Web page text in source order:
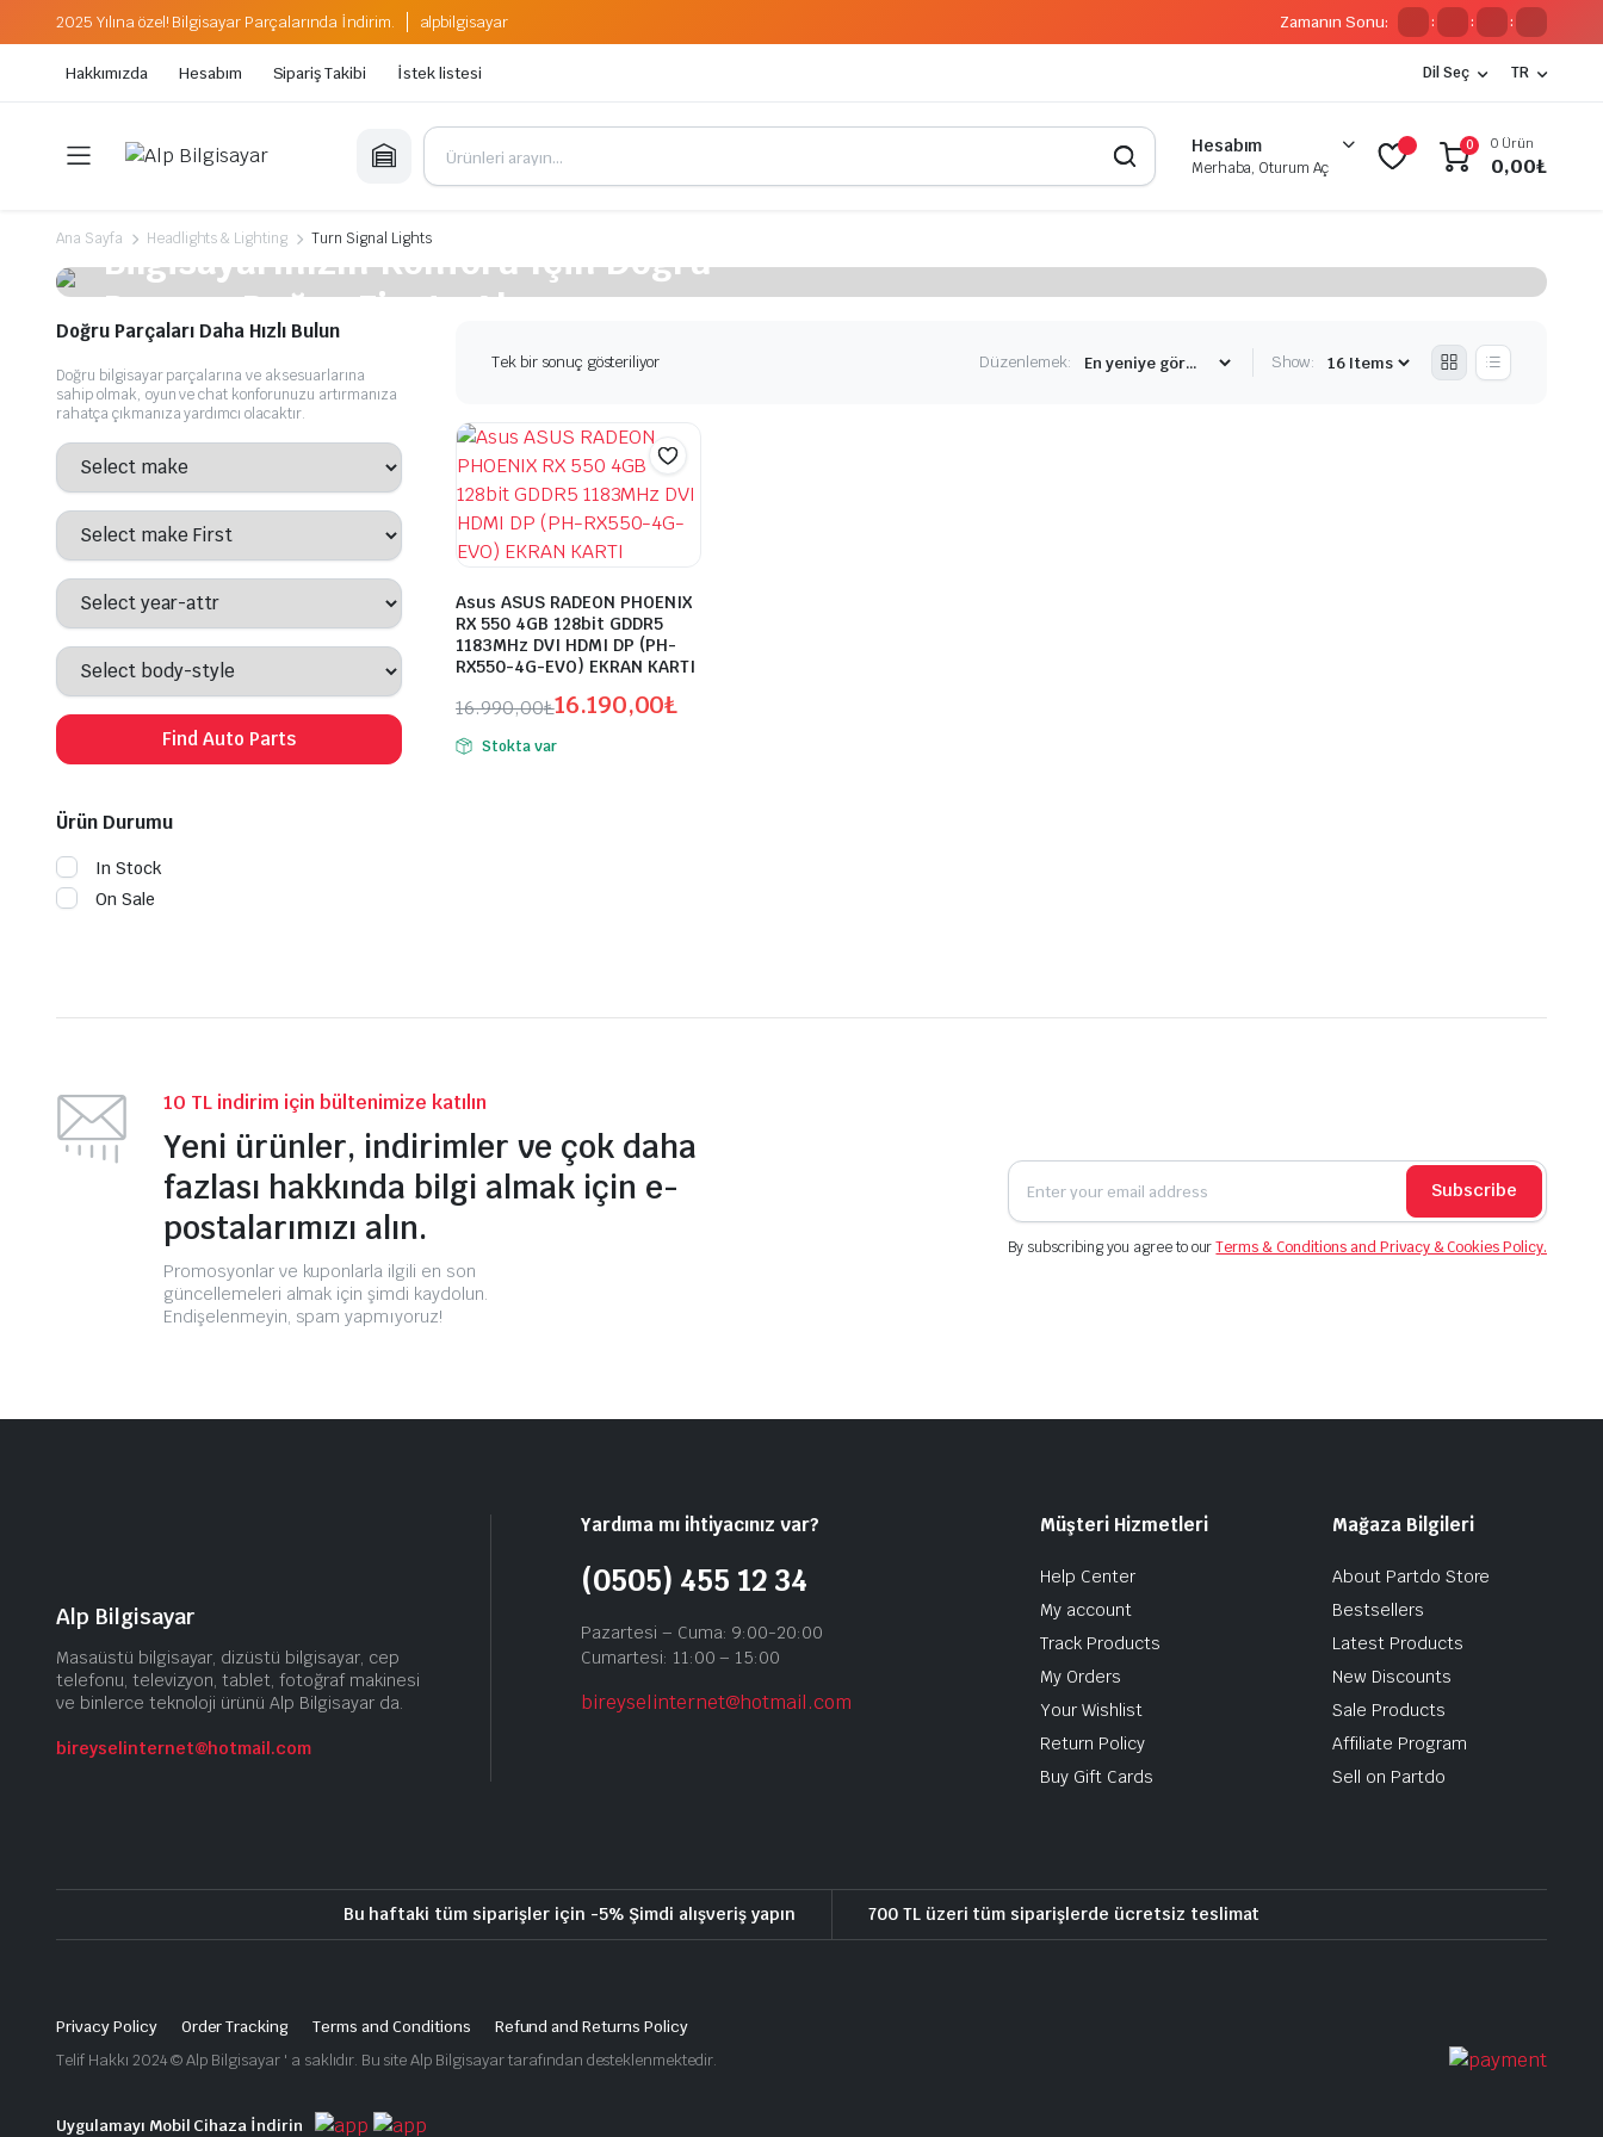
2025 Yılına özel! Bilgisayar Parçalarında İndirim. alpbilgisayar Zamanın Sonu: : : :
Hakkımızda Hesabım Sipariş Takibi İstek listesi Dil Seç TR
Hesabım
Merhaba, Oturum Aç
0 0 Ürün
0,00₺
Ana Sayfa Headlights & Lighting Turn Signal Lights
Bilgisayarınızın Konforu İçin Doğru
Parçayı Doğru Fiyata Alın
Şimdi Alışveriş Yapın
Tek bir sonuç gösteriliyor Düzenlemek: Show:
Asus ASUS RADEON PHOENIX
RX 550 4GB 128bit GDDR5
1183MHz DVI HDMI DP (PH-
RX550-4G-EVO) EKRAN KARTI
16.990,00₺
Orijinal
fiyat:
16.190,00₺
Şu
andaki
Stokta var
Doğru Parçaları Daha Hızlı Bulun
Doğru bilgisayar parçalarına ve aksesuarlarına
sahip olmak, oyun ve chat konforunuzu artırmanıza
rahatça çıkmanıza yardımcı olacaktır.
Find Auto Parts
Ürün Durumu
In Stock
On Sale
10 TL indirim için bültenimize katılın
Yeni ürünler, indirimler ve çok daha
fazlası hakkında bilgi almak için e-
postalarımızı alın.
Promosyonlar ve kuponlarla ilgili en son
güncellemeleri almak için şimdi kaydolun.
Endişelenmeyin, spam yapmıyoruz!
Subscribe
By subscribing you agree to ourTerms & Conditions and Privacy & Cookies Policy.
Alp Bilgisayar
Masaüstü bilgisayar, dizüstü bilgisayar, cep
telefonu, televizyon, tablet, fotoğraf makinesi
ve binlerce teknoloji ürünü Alp Bilgisayar da.
bireyselinternet@hotmail.com
Yardıma mı ihtiyacınız var?
(0505) 455 12 34
Pazartesi – Cuma: 9:00-20:00
Cumartesi: 11:00 – 15:00
bireyselinternet@hotmail.com
Müşteri Hizmetleri
Help Center
My account
Track Products
My Orders
Your Wishlist
Return Policy
Buy Gift Cards
Mağaza Bilgileri
About Partdo Store
Bestsellers
Latest Products
New Discounts
Sale Products
Affiliate Program
Sell on Partdo
Bu haftaki tüm siparişler için -5% Şimdi alışveriş yapın 700 TL üzeri tüm siparişlerde ücretsiz teslimat
Privacy Policy Order Tracking Terms and Conditions
Refund and Returns Policy
Telif Hakkı 2024 © Alp Bilgisayar ' a saklıdır. Bu site Alp Bilgisayar tarafından desteklenmektedir.
Uygulamayı Mobil Cihaza İndirin